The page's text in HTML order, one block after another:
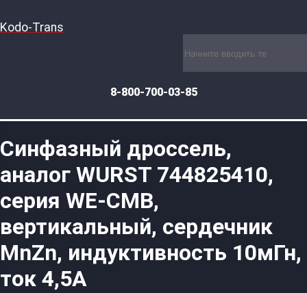
Kodo-Trans
8-800-700-03-85
Синфазный дроссель,
аналог WURST 744825410,
серия WE-CMB,
вертикальный, сердечник
MnZn, индуктивность 10мГн,
ток 4,5А